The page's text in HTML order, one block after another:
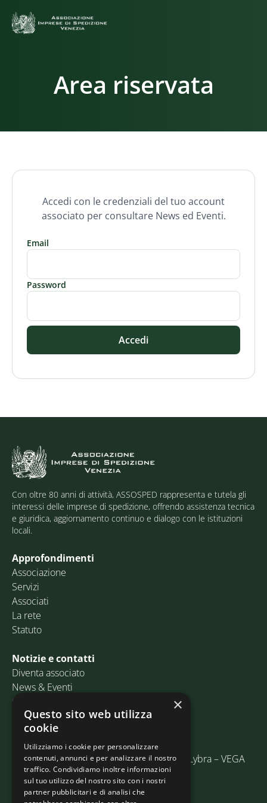
Area riservata
Accedi con le credenziali del tuo account
associato per consultare News ed Eventi.
Email
Password
Accedi
Con oltre 80 anni di attività, ASSOSPED rappresenta e tutela gli
interessi delle imprese di spedizione, offrendo assistenza tecnica
e giuridica, aggiornamento continuo e dialogo con le istituzioni
locali.
Approfondimenti
Associazione
Servizi
Associati
La rete
Statuto
Notizie e contatti
Diventa associato
News & Eventi
Contatti
Email:info@assosped.it
PEC: assospedvenezia@pec.fedespedi.it
Indirizzo: Via delle Industrie, 19/C Edificio Lybra – VEGA
30175 Marghera (VE)
×
Questo sito web utilizza
cookie
Utilizziamo i cookie per personalizzare
contenuti, annunci e per analizzare il nostro
traffico. Condividiamo inoltre informazioni
sul tuo utilizzo del nostro sito con i nostri
partner pubblicitari e di analisi che